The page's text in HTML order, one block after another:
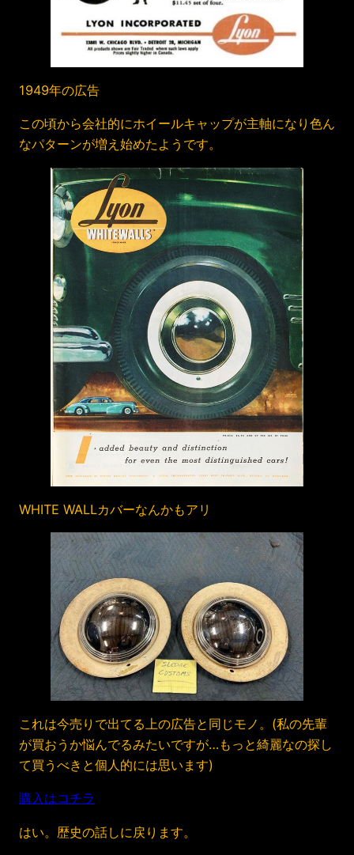
1949年の広告
この頃から会社的にホイールキャップが主軸になり色ん
なパターンが増え始めたようです。
WHITE WALLカバーなんかもアリ
これは今売りで出てる上の広告と同じモノ。(私の先輩
が買おうか悩んでるみたいですが…もっと綺麗なの探し
て買うべきと個人的には思います)
購入はコチラ
はい。歴史の話しに戻ります。